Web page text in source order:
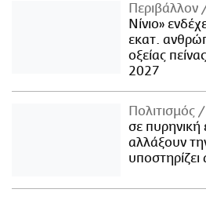
Περιβάλλον
Νίνιο»
εκατ.
οξείας
2027
Πολιτισμός
σε
αλλάξουν